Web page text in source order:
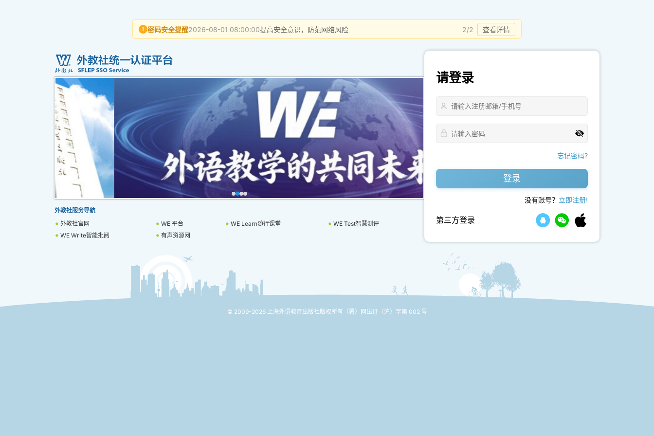
! 密码安全提醒2026-08-01 08:00:00提高安全意识，防范网络风险 2/2 查看详情
外教社服务导航
外教社官网
WE 平台 WE Learn随行课堂
WE Test智慧测评
WE Write智能批阅
有声资源网
请登录
忘记密码?
登录
没有账号？ 立即注册!
第三方登录
© 2009-2026 上海外语教育出版社版权所有 （署）网出证（沪）字第 002 号